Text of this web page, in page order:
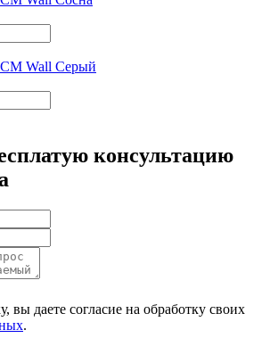
Wall Серый
консультацию
вы даете согласие на обработку своих
.